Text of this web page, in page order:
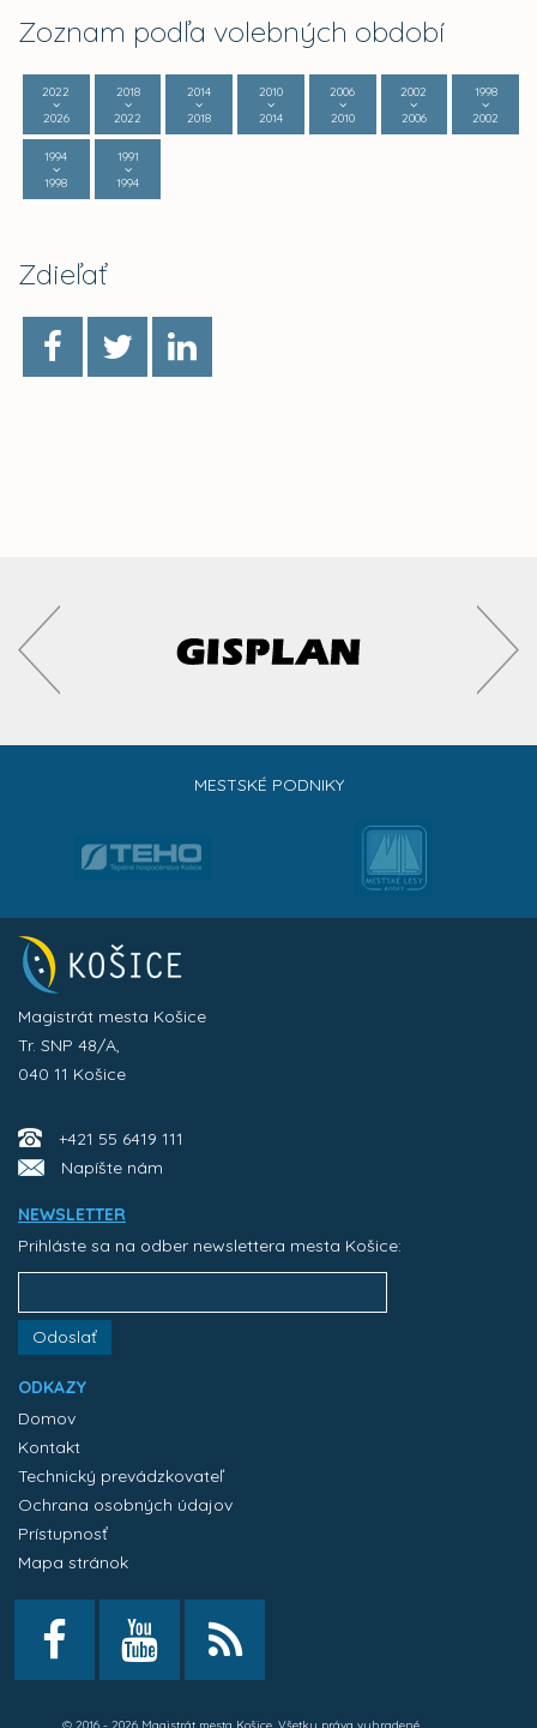
Zoznam podľa volebných období
2022
2026
2018
2022
2014
2018
2010
2014
2006
2010
2002
2006
1998
2002
1994
1998
1991
1994
Zdieľať
MESTSKÉ PODNIKY
Magistrát mesta Košice
Tr. SNP 48/A,
040 11 Košice
+421 55 6419 111
Napíšte nám
NEWSLETTER
Prihláste sa na odber newslettera mesta Košice:
Odoslať
ODKAZY
Domov
Kontakt
Technický prevádzkovateľ
Ochrana osobných údajov
Prístupnosť
Mapa stránok